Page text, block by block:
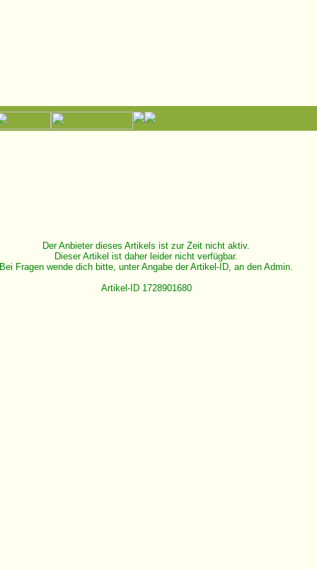
Der Anbieter dieses Artikels ist zur Zeit nicht aktiv.
Dieser Artikel ist daher leider nicht verfügbar.
Bei Fragen wende dich bitte, unter Angabe der Artikel-ID, an den Admin.
Artikel-ID 1728901680